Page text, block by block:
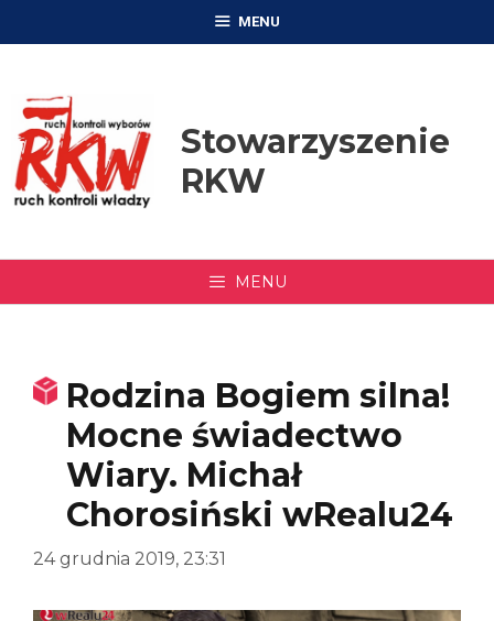
MENU
Stowarzyszenie
RKW
MENU
Rodzina Bogiem silna!
Mocne świadectwo
Wiary. Michał
Chorosiński wRealu24
24 grudnia 2019, 23:31